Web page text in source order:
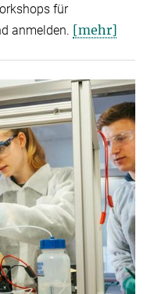
für
anmelden. [mehr]